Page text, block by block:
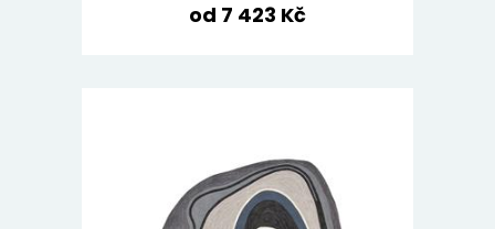
od 7 423 Kč